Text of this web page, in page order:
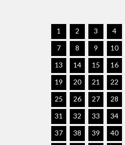
1 2 3 4
7
8 9 10
13
14 15 16
19
20 21 22
25
26 27 28
31
32 33 34
37
38 39 40